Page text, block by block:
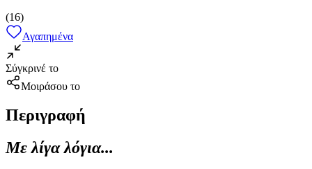
(16)
Αγαπημένα
Σύγκρινέ το
Μοιράσου το
Περιγραφή
Με λίγα λόγια...